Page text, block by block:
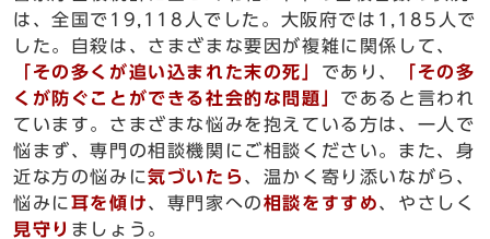
は、全国で19,118人でした。大阪府では1,185人で
した。自殺は、さまざまな要因が複雑に関係して、
「その多くが追い込まれた末の死」 であり、
「その多
くが防ぐことができる社会的な問題」 であると言われ
ています。さまざまな悩みを抱えている方は、一人で
悩まず、専門の相談機関にご相談ください。また、身
近な方の悩みに気づいたら、温かく寄り添いながら、
悩みに 耳を傾け、専門家への相談をすすめ、やさしく
見守り ましょう。